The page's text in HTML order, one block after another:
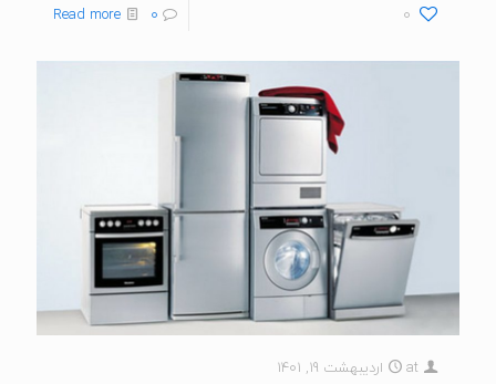
0
0
Read more
at اردیبهشت 19, 1401